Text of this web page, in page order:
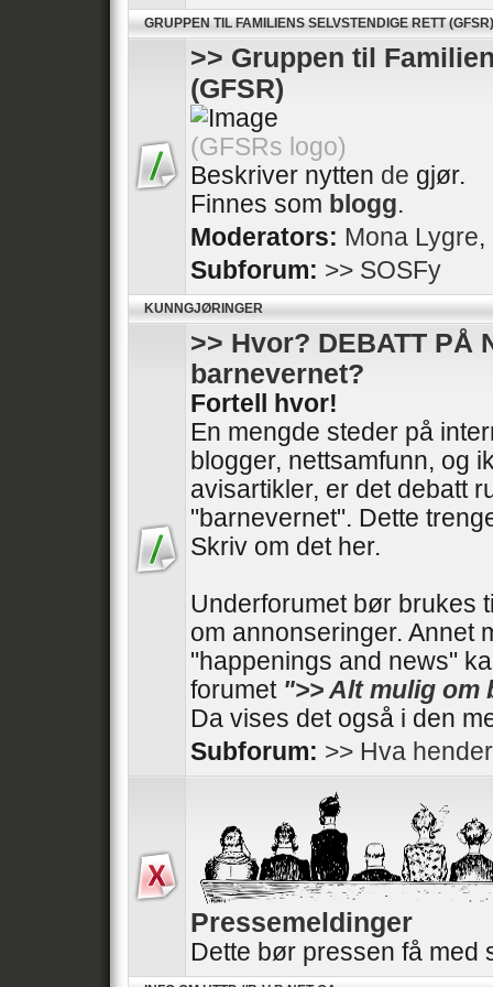
GRUPPEN TIL FAMILIENS SELVSTENDIGE RETT (GFSR)
>> Gruppen til
(GFSR)
(GFSRs logo)
Beskriver nytten de gjør.
Finnes som blogg.
Moderators: Mona Lygre,
Subforum: >> SOSFy
KUNNGJØRINGER
>> Hvor? DEBATT PÅ
barnevernet?
Fortell hvor!
En mengde steder på
blogger, nettsamfunn, og
avisartikler, er det debatt
"barnevernet". Dette
Skriv om det her.
Underforumet bør brukes
om annonseringer. Annet
"happenings and news"
forumet ">> Alt mulig
Da vises det også i den
Subforum: >> Hva
Pressemeldinger
Dette bør pressen få med